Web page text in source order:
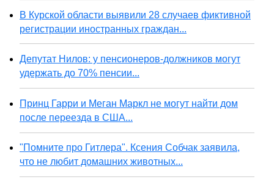
В Курской области выявили 28 случаев фиктивной
регистрации иностранных граждан...
Депутат Нилов: у пенсионеров-должников могут
удержать до 70% пенсии...
Принц Гарри и Меган Маркл не могут найти дом
после переезда в США...
"Помните про Гитлера". Ксения Собчак заявила,
что не любит домашних животных...